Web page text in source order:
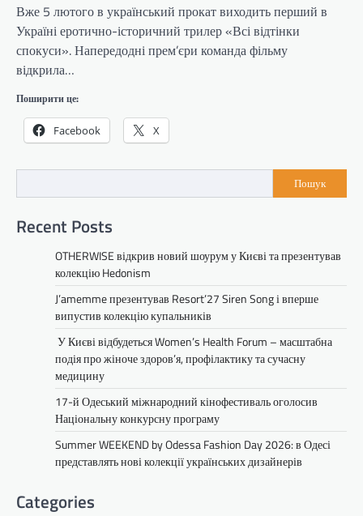
Вже 5 лютого в український прокат виходить перший в
Україні еротично-історичний трилер «Всі відтінки
спокуси». Напередодні прем’єри команда фільму
відкрила…
Поширити це:
Facebook X
Пошук
Recent Posts
OTHERWISE відкрив новий шоурум у Києві та презентував
колекцію Hedonism
J’amemme презентував Resort’27 Siren Song і вперше
випустив колекцію купальників
У Києві відбудеться Women’s Health Forum – масштабна
подія про жіноче здоров’я, профілактику та сучасну
медицину
17-й Одеський міжнародний кінофестиваль оголосив
Національну конкурсну програму
Summer WEEKEND by Odessa Fashion Day 2026: в Одесі
представлять нові колекції українських дизайнерів
Categories